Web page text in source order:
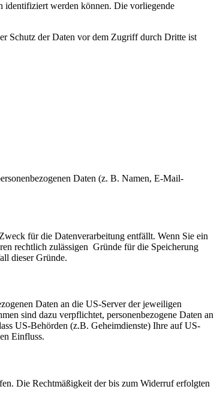
identifiziert werden können. Die vorliegende
Schutz der Daten vor dem Zugriff durch Dritte ist
Daten (z. B. Namen, E-Mail-
für die Datenverarbeitung entfällt. Wenn Sie ein
rechtlich zulässigen Gründe für die Speicherung
dieser Gründe.
Daten an die US-Server der jeweiligen
sind dazu verpflichtet, personenbezogene Daten an
US-Behörden (z.B. Geheimdienste) Ihre auf US-
Einfluss.
Die Rechtmäßigkeit der bis zum Widerruf erfolgten